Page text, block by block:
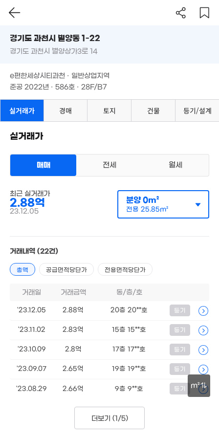
매매 2억 7000만원
전용26m²
2.3억
필터 매물 탐색
경기도 과천시 별양동 1-22
준공 2022년 · 586호 · 28F/B7
m²
경기도 과천시 별양동 1-22
경기도 과천시 별양상가3로 14
e편한세상시티과천 · 일반상업지역
준공 2022년 · 586호 · 28F/B7
실거래가 경매 토지 건물 등기/설계
실거래가
매매 전세 월세
최근 실거래가
2.88억
23.12.05
분양0m²
전용 25.85m²
거래내역 (22건)
총액 공급면적당단가 전용면적당단가
거래일 거래금액 동/층/호
'23.12.05 2.88억 20층 20**호 등기
'23.11.02 2.83억 15층 15**호 등기
'23.10.09 2.8억 17층 17**호 등기
'23.09.07 2.65억 19층 19**호 등기
'23.08.29 2.66억 9층 9**호 등기
더보기 (1/5)